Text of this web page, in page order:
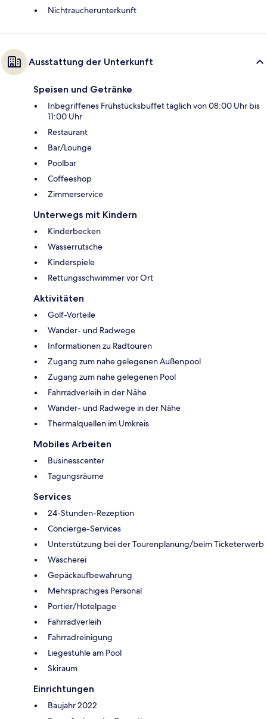
Nichtraucherunterkunft
Ausstattung der Unterkunft
Speisen und Getränke
Inbegriffenes Frühstücksbuffet täglich von 08:00 Uhr bis
11:00 Uhr
Restaurant
Bar/Lounge
Poolbar
Coffeeshop
Zimmerservice
Unterwegs mit Kindern
Kinderbecken
Wasserrutsche
Kinderspiele
Rettungsschwimmer vor Ort
Aktivitäten
Golf-Vorteile
Wander- und Radwege
Informationen zu Radtouren
Zugang zum nahe gelegenen Außenpool
Zugang zum nahe gelegenen Pool
Fahrradverleih in der Nähe
Wander- und Radwege in der Nähe
Thermalquellen im Umkreis
Mobiles Arbeiten
Businesscenter
Tagungsräume
Services
24-Stunden-Rezeption
Concierge-Services
Unterstützung bei der Tourenplanung/beim Ticketerwerb
Wäscherei
Gepäckaufbewahrung
Mehrsprachiges Personal
Portier/Hotelpage
Fahrradverleih
Fahrradreinigung
Liegestühle am Pool
Skiraum
Einrichtungen
Baujahr 2022